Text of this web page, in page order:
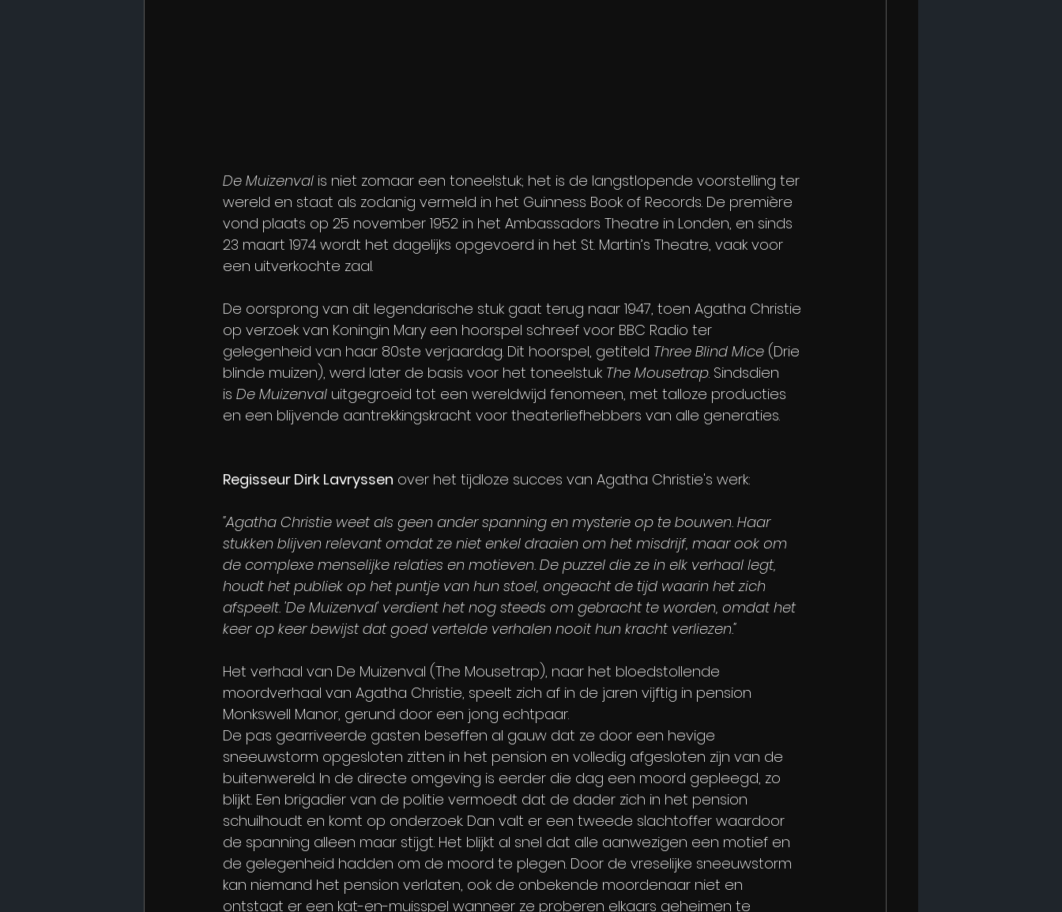
De Muizenval is niet zomaar een toneelstuk; het is de langstlopende voorstelling ter
wereld en staat als zodanig vermeld in het Guinness Book of Records. De première
vond plaats op 25 november 1952 in het Ambassadors Theatre in Londen, en sinds
23 maart 1974 wordt het dagelijks opgevoerd in het St. Martin’s Theatre, vaak voor
een uitverkochte zaal.
De oorsprong van dit legendarische stuk gaat terug naar 1947, toen Agatha Christie
op verzoek van Koningin Mary een hoorspel schreef voor BBC Radio ter
gelegenheid van haar 80ste verjaardag. Dit hoorspel, getiteld Three Blind Mice (Drie
blinde muizen), werd later de basis voor het toneelstuk The Mousetrap. Sindsdien
is De Muizenval uitgegroeid tot een wereldwijd fenomeen, met talloze producties
en een blijvende aantrekkingskracht voor theaterliefhebbers van alle generaties.
Regisseur Dirk Lavryssen over het tijdloze succes van Agatha Christie's werk:
"Agatha Christie weet als geen ander spanning en mysterie op te bouwen. Haar
stukken blijven relevant omdat ze niet enkel draaien om het misdrijf, maar ook om
de complexe menselijke relaties en motieven. De puzzel die ze in elk verhaal legt,
houdt het publiek op het puntje van hun stoel, ongeacht de tijd waarin het zich
afspeelt. 'De Muizenval' verdient het nog steeds om gebracht te worden, omdat het
keer op keer bewijst dat goed vertelde verhalen nooit hun kracht verliezen."
Het verhaal van De Muizenval (The Mousetrap), naar het bloedstollende
moordverhaal van Agatha Christie, speelt zich af in de jaren vijftig in pension
Monkswell Manor, gerund door een jong echtpaar.
De pas gearriveerde gasten beseffen al gauw dat ze door een hevige
sneeuwstorm opgesloten zitten in het pension en volledig afgesloten zijn van de
buitenwereld. In de directe omgeving is eerder die dag een moord gepleegd, zo
blijkt. Een brigadier van de politie vermoedt dat de dader zich in het pension
schuilhoudt en komt op onderzoek. Dan valt er een tweede slachtoffer waardoor
de spanning alleen maar stijgt. Het blijkt al snel dat alle aanwezigen een motief en
de gelegenheid hadden om de moord te plegen. Door de vreselijke sneeuwstorm
kan niemand het pension verlaten, ook de onbekende moordenaar niet en
ontstaat er een kat-en-muisspel wanneer ze proberen elkaars geheimen te